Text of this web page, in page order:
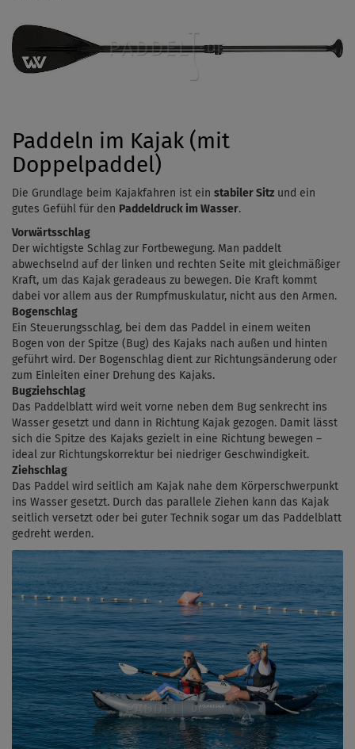
Paddeln im Kajak (mit
Doppelpaddel)
Die Grundlage beim Kajakfahren ist ein stabiler Sitz und ein
gutes Gefühl für den Paddeldruck im Wasser.
Vorwärtsschlag
Der wichtigste Schlag zur Fortbewegung. Man paddelt
abwechselnd auf der linken und rechten Seite mit gleichmäßiger
Kraft, um das Kajak geradeaus zu bewegen. Die Kraft kommt
dabei vor allem aus der Rumpfmuskulatur, nicht aus den Armen.
Bogenschlag
Ein Steuerungsschlag, bei dem das Paddel in einem weiten
Bogen von der Spitze (Bug) des Kajaks nach außen und hinten
geführt wird. Der Bogenschlag dient zur Richtungsänderung oder
zum Einleiten einer Drehung des Kajaks.
Bugziehschlag
Das Paddelblatt wird weit vorne neben dem Bug senkrecht ins
Wasser gesetzt und dann in Richtung Kajak gezogen. Damit lässt
sich die Spitze des Kajaks gezielt in eine Richtung bewegen –
ideal zur Richtungskorrektur bei niedriger Geschwindigkeit.
Ziehschlag
Das Paddel wird seitlich am Kajak nahe dem Körperschwerpunkt
ins Wasser gesetzt. Durch das parallele Ziehen kann das Kajak
seitlich versetzt oder bei guter Technik sogar um das Paddelblatt
gedreht werden.